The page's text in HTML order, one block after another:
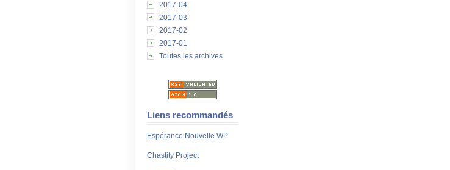
2017-04
2017-03
2017-02
2017-01
Toutes les archives
Liens recommandés
Espérance Nouvelle WP
Chastity Project